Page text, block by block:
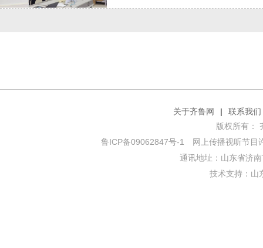
关于齐鲁网 |
联系我们
版权所有：
鲁ICP备09062847号-1 网上传播视听节目
通讯地址：山东省济
技术支持： 山